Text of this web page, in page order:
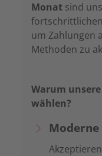
Monatsind
um Zahlungen
Methoden zu
Warum
wählen?